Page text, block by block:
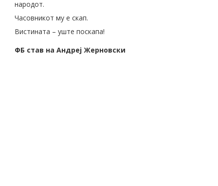
народот.
Часовникот му е скап.
Вистината – уште поскапа!
ФБ став на Андреј Жерновски